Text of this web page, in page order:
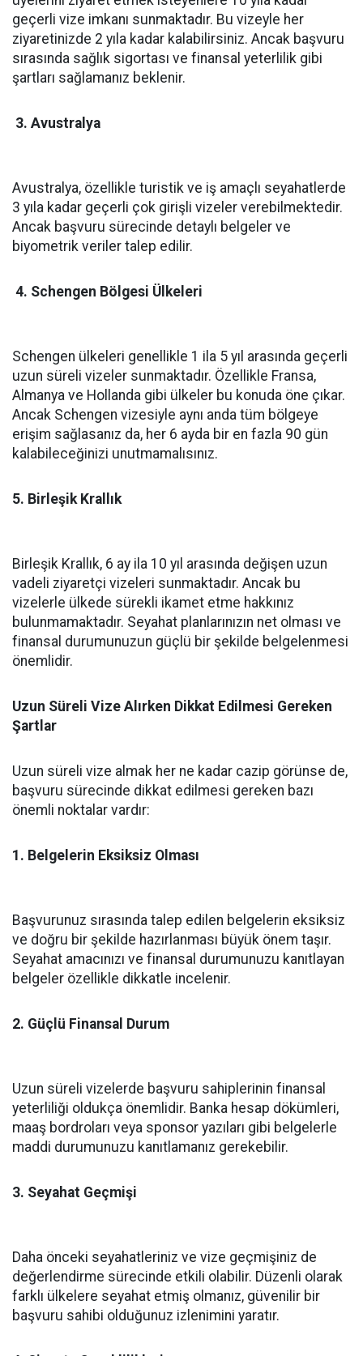
geçerli vize imkanı sunmaktadır. Bu vizeyle her
ziyaretinizde 2 yıla kadar kalabilirsiniz. Ancak başvuru
sırasında sağlık sigortası ve finansal yeterlilik gibi
şartları sağlamanız beklenir.
3. Avustralya
Avustralya, özellikle turistik ve iş amaçlı seyahatlerde
3 yıla kadar geçerli çok girişli vizeler verebilmektedir.
Ancak başvuru sürecinde detaylı belgeler ve
biyometrik veriler talep edilir.
4. Schengen Bölgesi Ülkeleri
Schengen ülkeleri genellikle 1 ila 5 yıl arasında geçerli
uzun süreli vizeler sunmaktadır. Özellikle Fransa,
Almanya ve Hollanda gibi ülkeler bu konuda öne çıkar.
Ancak Schengen vizesiyle aynı anda tüm bölgeye
erişim sağlasanız da, her 6 ayda bir en fazla 90 gün
kalabileceğinizi unutmamalısınız.
5. Birleşik Krallık
Birleşik Krallık, 6 ay ila 10 yıl arasında değişen uzun
vadeli ziyaretçi vizeleri sunmaktadır. Ancak bu
vizelerle ülkede sürekli ikamet etme hakkınız
bulunmamaktadır. Seyahat planlarınızın net olması ve
finansal durumunuzun güçlü bir şekilde belgelenmesi
önemlidir.
Uzun Süreli Vize Alırken Dikkat Edilmesi Gereken
Şartlar
Uzun süreli vize almak her ne kadar cazip görünse de,
başvuru sürecinde dikkat edilmesi gereken bazı
önemli noktalar vardır:
1. Belgelerin Eksiksiz Olması
Başvurunuz sırasında talep edilen belgelerin eksiksiz
ve doğru bir şekilde hazırlanması büyük önem taşır.
Seyahat amacınızı ve finansal durumunuzu kanıtlayan
belgeler özellikle dikkatle incelenir.
2. Güçlü Finansal Durum
Uzun süreli vizelerde başvuru sahiplerinin finansal
yeterliliği oldukça önemlidir. Banka hesap dökümleri,
maaş bordroları veya sponsor yazıları gibi belgelerle
maddi durumunuzu kanıtlamanız gerekebilir.
3. Seyahat Geçmişi
Daha önceki seyahatleriniz ve vize geçmişiniz de
değerlendirme sürecinde etkili olabilir. Düzenli olarak
farklı ülkelere seyahat etmiş olmanız, güvenilir bir
başvuru sahibi olduğunuz izlenimini yaratır.